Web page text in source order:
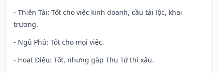
- Thiên Tài: Tốt cho việc kinh doanh, cầu tài lộc, khai
trương.
- Ngũ Phú: Tốt cho mọi việc.
- Hoạt Điệu: Tốt, nhưng gặp Thụ Tử thì xấu.